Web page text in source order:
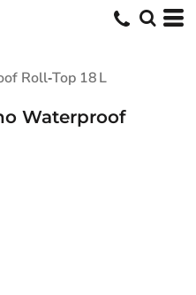
Roll‑Top 18 L
Waterproof